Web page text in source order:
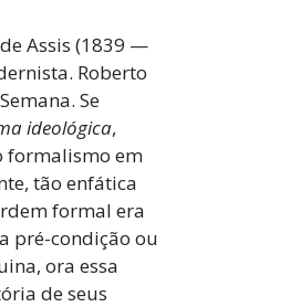
Assis (1839 —
Roberto
Se
ideológica,
formalismo em
tão enfática
formal era
pré-condição ou
ora essa
de seus